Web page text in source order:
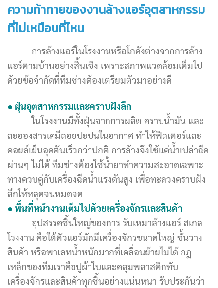
ความท้าทายของงานล้างแอร์อุตสาหกรรม
ที่ไม่เหมือนที่ไหน
การล้างแอร์ในโรงงานหรือโกดังต่างจากการล้าง
แอร์ตามบ้านอย่างสิ้นเชิง เพราะสภาพแวดล้อมเต็มไป
ด้วยข้อจำกัดที่ทีมช่างต้องเตรียมตัวมาอย่างดี
● ฝุ่นอุตสาหกรรมและคราบฝังลึก
ในโรงงานมีทั้งฝุ่นจากการผลิต คราบน้ำมัน และ
ละอองสารเคมีลอยปะปนในอากาศ ทำให้ฟิลเตอร์และ
คอยล์เย็นอุดตันเร็วกว่าปกติ การล้างจึงใช้แค่น้ำเปล่าฉีด
ผ่านๆ ไม่ได้ ทีมช่างต้องใช้น้ำยาทำความสะอาดเฉพาะ
ทางควบคู่กับเครื่องฉีดน้ำแรงดันสูง เพื่อทะลวงคราบฝัง
ลึกให้หลุดจนหมดจด
● พื้นที่หน้างานเต็มไปด้วยเครื่องจักรและสินค้า
อุปสรรคชิ้นใหญ่ของการ รับเหมาล้างแอร์ สเกล
โรงงาน คือใต้ตัวแอร์มักมีเครื่องจักรขนาดใหญ่ ชั้นวาง
สินค้า หรือพาเลทน้ำหนักมากที่เคลื่อนย้ายไม่ได้ กฎ
เหล็กของทีมเราคือปูผ้าใบและคลุมพลาสติกทับ
เครื่องจักรและสินค้าทุกชิ้นอย่างแน่นหนา รับประกันว่า